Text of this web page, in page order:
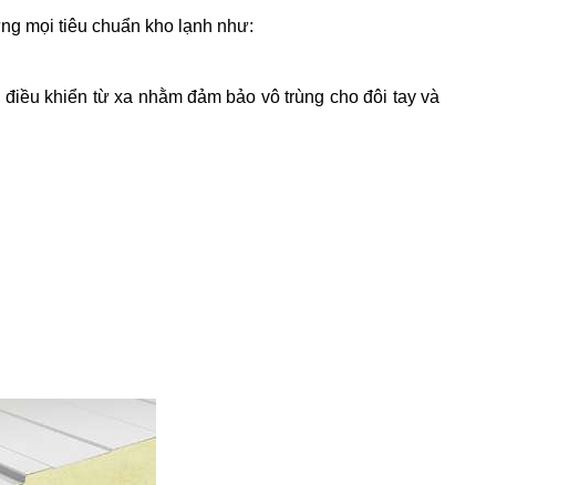
mọi tiêu chuẩn kho lạnh như:
khiển từ xa nhằm đảm bảo vô trùng cho đôi tay và